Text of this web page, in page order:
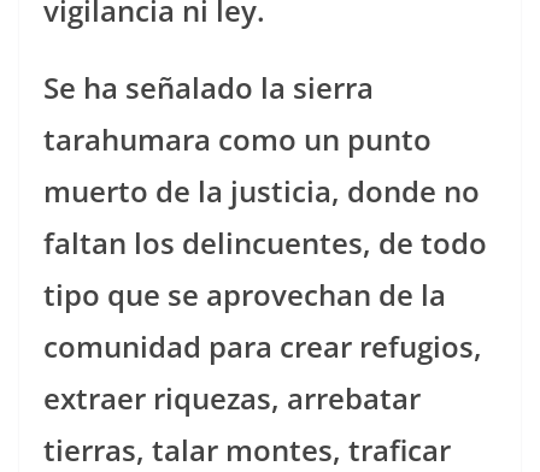
vigilancia ni ley.
Se ha señalado la sierra
tarahumara como un punto
muerto de la justicia, donde no
faltan los delincuentes, de todo
tipo que se aprovechan de la
comunidad para crear refugios,
extraer riquezas, arrebatar
tierras, talar montes, traficar